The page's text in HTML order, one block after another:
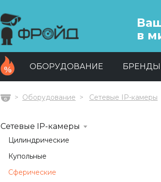
в
ОБОРУДОВАНИЕ БРЕНДЫ
ГлавнаяОборудование Сетевые IP-камеры
Сетевые IP-камеры
Цилиндрические
Купольные
Сферические